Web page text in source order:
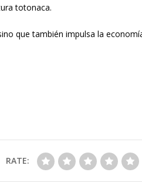
totonaca.
que también impulsa la
RATE: